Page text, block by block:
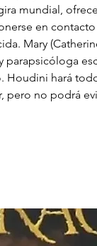
mundial,
en
Mary
parapsicóloga
Houdini hará
pero no podrá